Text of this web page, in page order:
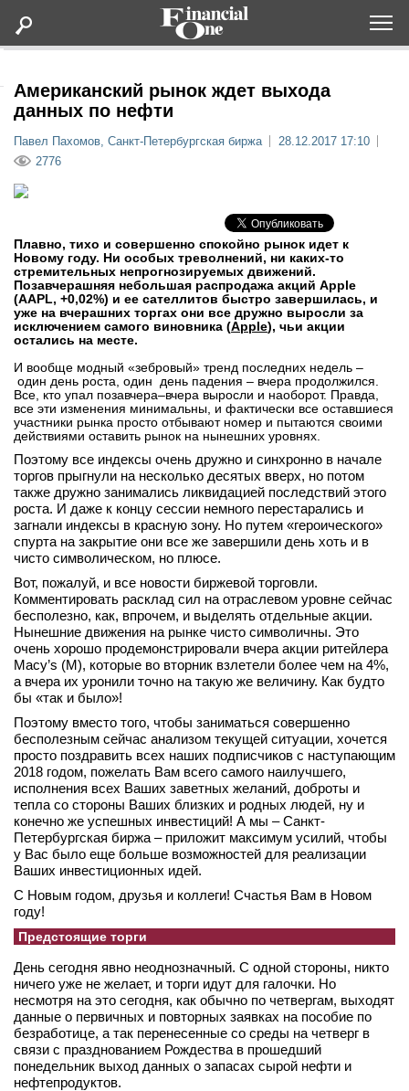
Статьи
Мероприятия
Новости
Интервью
вконтакте
телеграм
Стать автором
Вход
Американский рынок ждет выхода
данных по нефти
Павел Пахомов, Санкт-Петербургская биржа
28.12.2017 17:10
2776
Плавно, тихо и совершенно спокойно рынок идет к
Новому году. Ни особых треволнений, ни каких-то
стремительных непрогнозируемых движений.
Позавчерашняя небольшая распродажа акций Apple
(AAPL, +0,02%) и ее сателлитов быстро завершилась, и
уже на вчерашних торгах они все дружно выросли за
исключением самого виновника (Apple), чьи акции
остались на месте.
И вообще модный «зебровый» тренд последних недель –
один день роста, один день падения – вчера продолжился.
Все, кто упал позавчера–вчера выросли и наоборот. Правда,
все эти изменения минимальны, и фактически все оставшиеся
участники рынка просто отбывают номер и пытаются своими
действиями оставить рынок на нынешних уровнях.
Поэтому все индексы очень дружно и синхронно в начале
торгов прыгнули на несколько десятых вверх, но потом
также дружно занимались ликвидацией последствий этого
роста. И даже к концу сессии немного перестарались и
загнали индексы в красную зону. Но путем «героического»
спурта на закрытие они все же завершили день хоть и в
чисто символическом, но плюсе.
Вот, пожалуй, и все новости биржевой торговли.
Комментировать расклад сил на отраслевом уровне сейчас
бесполезно, как, впрочем, и выделять отдельные акции.
Нынешние движения на рынке чисто символичны. Это
очень хорошо продемонстрировали вчера акции ритейлера
Macy’s (M), которые во вторник взлетели более чем на 4%,
а вчера их уронили точно на такую же величину. Как будто
бы «так и было»!
Поэтому вместо того, чтобы заниматься совершенно
бесполезным сейчас анализом текущей ситуации, хочется
просто поздравить всех наших подписчиков с наступающим
2018 годом, пожелать Вам всего самого наилучшего,
исполнения всех Ваших заветных желаний, доброты и
тепла со стороны Ваших близких и родных людей, ну и
конечно же успешных инвестиций! А мы – Санкт-
Петербургская биржа – приложит максимум усилий, чтобы
у Вас было еще больше возможностей для реализации
Ваших инвестиционных идей.
С Новым годом, друзья и коллеги! Счастья Вам в Новом
году!
Предстоящие торги
День сегодня явно неоднозначный. С одной стороны, никто
ничего уже не желает, и торги идут для галочки. Но
несмотря на это сегодня, как обычно по четвергам, выходят
данные о первичных и повторных заявках на пособие по
безработице, а так перенесенные со среды на четверг в
связи с празднованием Рождества в прошедший
понедельник выход данных о запасах сырой нефти и
нефтепродуктов.